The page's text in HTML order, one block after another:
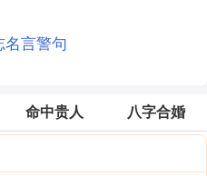
名言警句
命中贵人 八字合婚